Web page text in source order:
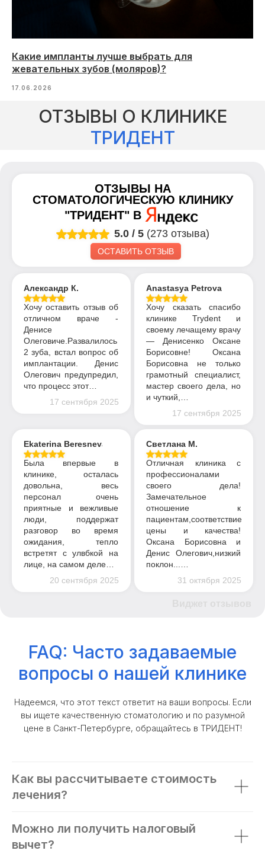
Какие импланты лучше выбрать для
жевательных зубов (моляров)?
17.06.2026
ОТЗЫВЫ О КЛИНИКЕ
ТРИДЕНТ
ОТЗЫВЫ НА
СТОМАТОЛОГИЧЕСКУЮ КЛИНИКУ
"ТРИДЕНТ" В
5.0 / 5 (273 отзыва)
ОСТАВИТЬ ОТЗЫВ
Александр К.
Хочу оставить отзыв об
отличном враче -
Денисе
Олеговиче.Развалилось
2 зуба, встал вопрос об
имплантации. Денис
Олегович предупредил,
что процесс этот…
17 сентября 2025
Anastasya Petrova
Хочу сказать спасибо
клинике Trydent и
своему лечащему врачу
— Денисенко Оксане
Борисовне! Оксана
Борисовна не только
грамотный специалист,
мастер своего дела, но
и чуткий,…
17 сентября 2025
Ekaterina Beresneva
Была впервые в
клинике, осталась
довольна, весь
персонал очень
приятные и вежливые
люди, поддержат
разговор во время
ожидания, тепло
встретят с улвбкой на
лице, на самом деле…
20 сентября 2025
Светлана М.
Отличная клиника с
профессионалами
своего дела!
Замечательное
отношение к
пациентам,соответствие
цены и качества!
Оксана Борисовна и
Денис Олегович,низкий
поклон...…
31 октября 2025
FAQ: Часто задаваемые
вопросы о нашей клинике
Надеемся, что этот текст ответит на ваши вопросы. Если
вы ищете качественную стоматологию и по разумной
цене в Санкт-Петербурге, обращайтесь в ТРИДЕНТ!
Как вы рассчитываете стоимость
лечения?
Можно ли получить налоговый
вычет?